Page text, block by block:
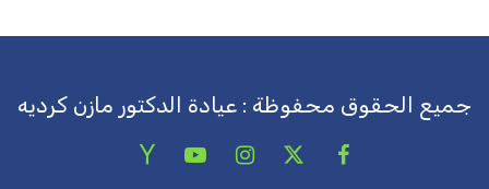
جميع الحقوق محفوظة : عيادة الدكتور مازن كرديه